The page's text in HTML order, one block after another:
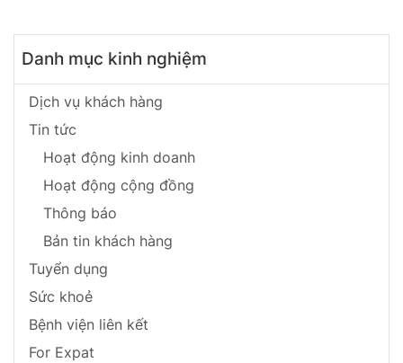
Conversations" Và Ước
Gì Mình Biết Điều Này
Sớm Hơn Để Không
Suýt Mất Con
Danh mục kinh nghiệm
Dịch vụ khách hàng
Tin tức
Hoạt động kinh doanh
Hoạt động cộng đồng
Thông báo
Bản tin khách hàng
Tuyển dụng
Sức khoẻ
Bệnh viện liên kết
For Expat